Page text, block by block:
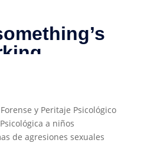
y Peritaje Psicológico
a niños
de agresiones sexuales